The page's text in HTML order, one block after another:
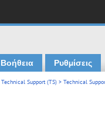
Βοήθεια Ρυθμίσεις
Technical Support (TS) > Technical